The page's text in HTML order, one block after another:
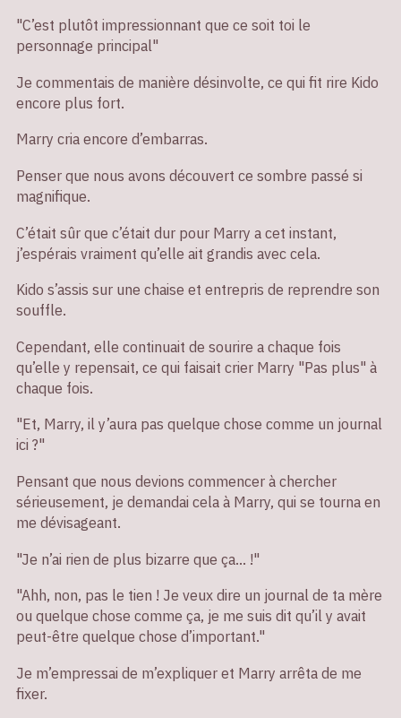
"C’est plutôt impressionnant que ce soit toi le
personnage principal"
Je commentais de manière désinvolte, ce qui fit rire Kido
encore plus fort.
Marry cria encore d’embarras.
Penser que nous avons découvert ce sombre passé si
magnifique.
C’était sûr que c’était dur pour Marry a cet instant,
j’espérais vraiment qu’elle ait grandis avec cela.
Kido s’assis sur une chaise et entrepris de reprendre son
souffle.
Cependant, elle continuait de sourire a chaque fois
qu’elle y repensait, ce qui faisait crier Marry "Pas plus" à
chaque fois.
"Et, Marry, il y’aura pas quelque chose comme un journal
ici ?"
Pensant que nous devions commencer à chercher
sérieusement, je demandai cela à Marry, qui se tourna en
me dévisageant.
"Je n’ai rien de plus bizarre que ça… !"
"Ahh, non, pas le tien ! Je veux dire un journal de ta mère
ou quelque chose comme ça, je me suis dit qu’il y avait
peut-être quelque chose d’important."
Je m’empressai de m’expliquer et Marry arrêta de me
fixer.